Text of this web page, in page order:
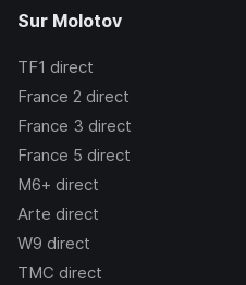
Sur Molotov
TF1 direct
France 2 direct
France 3 direct
France 5 direct
M6+ direct
Arte direct
W9 direct
TMC direct